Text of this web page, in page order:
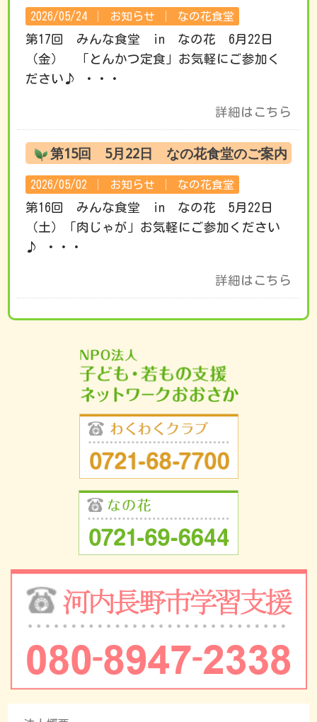
2026/05/24 │ お知らせ なの花食堂
第17回 みんな食堂 in なの花 6月22日
（金） 「とんかつ定食」お気軽にご参加く
ださい♪ ・・・
詳細はこちら
第15回 5月22日 なの花食堂のご案内
2026/05/02 │ お知らせ なの花食堂
第16回 みんな食堂 in なの花 5月22日
（土）「肉じゃが」お気軽にご参加ください
♪ ・・・
詳細はこちら